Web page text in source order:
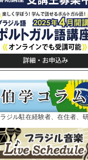
ジル駐在経験者、在住者、